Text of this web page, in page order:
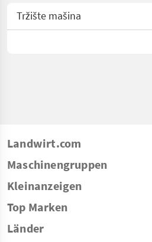
Tržište mašina
Landwirt.com
Maschinengruppen
Kleinanzeigen
Top Marken
Länder